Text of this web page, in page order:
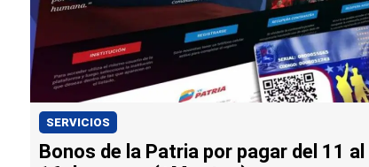
SERVICIOS
Bonos de la Patria por pagar del 11 al